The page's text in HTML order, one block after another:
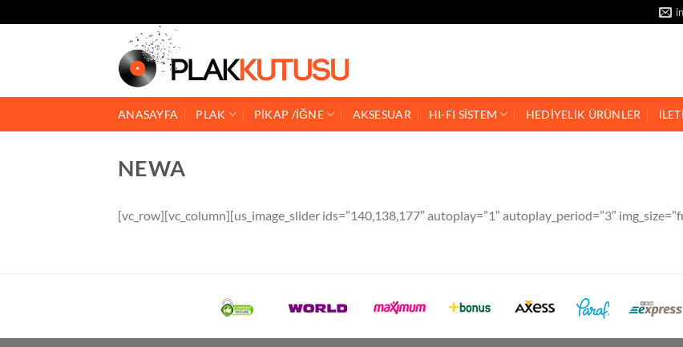
atla
ANASAYFA PLAK PİKAP /İĞNE AKSESUAR HI-FI SİSTEM HEDİYELİK ÜRÜNLER
NEWA
[vc_row][vc_column][us_image_slider ids=”140,138,177″ autoplay=”1″ autoplay_period=”3″